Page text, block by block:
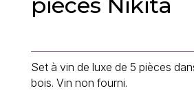
Set à vin de luxe de 5 pièces
bois. Vin non fourni.